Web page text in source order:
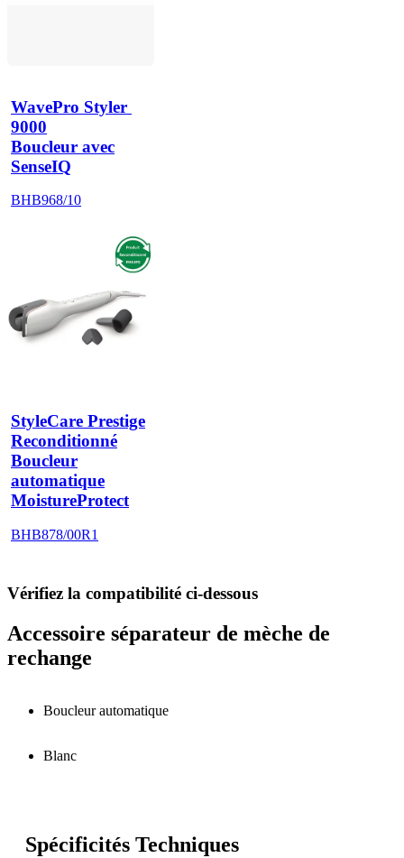
WavePro Styler
9000
Boucleur avec
SenseIQ
BHB968/10
StyleCare Prestige
Reconditionné
Boucleur
automatique
MoistureProtect
BHB878/00R1
Vérifiez la compatibilité ci-dessous
Accessoire séparateur de mèche de
rechange
Boucleur automatique
Blanc
Spécificités Techniques